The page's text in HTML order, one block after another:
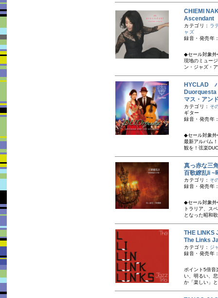
CHIEMI
Ascendant
カテゴリ： ラ
ャズ
録音・発売
◆セール対象外
現地のミュー
ン・ジャズ・
HYCLAD
マス・アン
カテゴリ： そ
ギター
録音・発売年
◆セール対象外
最新アルバム
観を！弦楽
真っ赤な三
百歌繚乱Ii ~
カテゴリ： そ
録音・発売年
◆セール対象
トラリア、ス
となった昭和
THE LINKS
The Links
カテゴリ： ジ
録音・発売年
ポイント5倍
い、明るい、
か「楽しい」